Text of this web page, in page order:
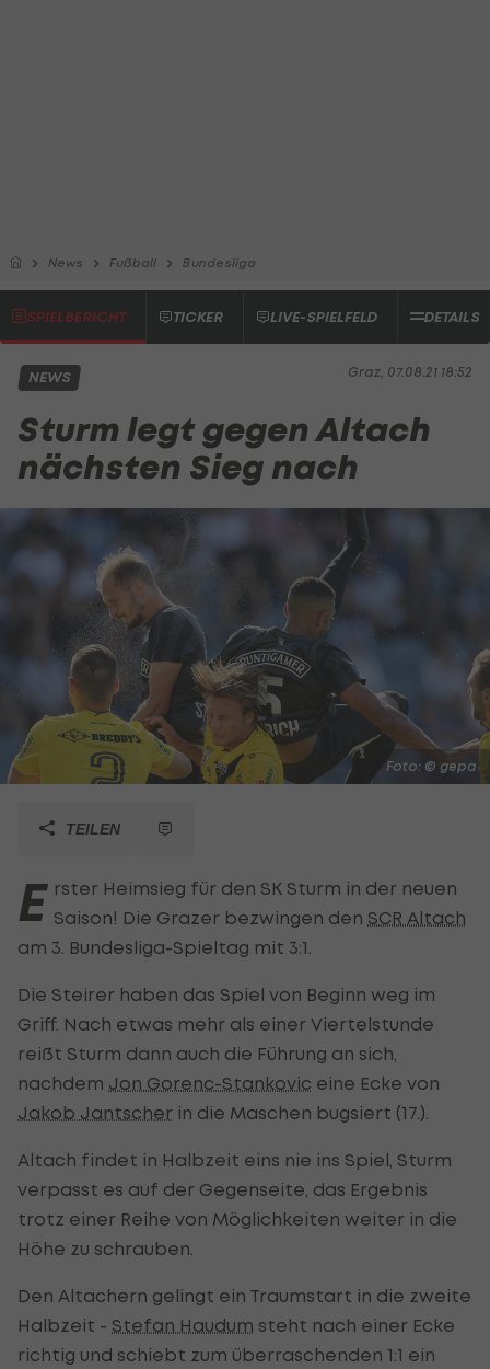
News Fußball Bundesliga
SPIELBERICHT TICKER LIVE-SPIELFELD DETAILS
Graz, 07.08.21 18:52
NEWS
Sturm legt gegen Altach
nächsten Sieg nach
Foto: © gepa
TEILEN
E rster Heimsieg für den SK Sturm in der neuen
Saison! Die Grazer bezwingen den SCR Altach
am 3. Bundesliga-Spieltag mit 3:1.
Die Steirer haben das Spiel von Beginn weg im
Griff. Nach etwas mehr als einer Viertelstunde
reißt Sturm dann auch die Führung an sich,
nachdem Jon Gorenc-Stankovic eine Ecke von
Jakob Jantscher in die Maschen bugsiert (17.).
Altach findet in Halbzeit eins nie ins Spiel, Sturm
verpasst es auf der Gegenseite, das Ergebnis
trotz einer Reihe von Möglichkeiten weiter in die
Höhe zu schrauben.
Den Altachern gelingt ein Traumstart in die zweite
Halbzeit - Stefan Haudum steht nach einer Ecke
richtig und schiebt zum überraschenden 1:1 ein